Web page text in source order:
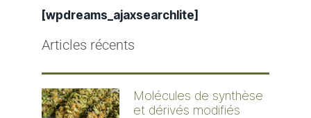
[wpdreams_ajaxsearchlite]
Articles récents
Molécules de synthèse
et dérivés modifiés